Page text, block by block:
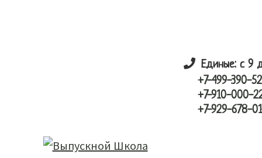
Единые: с 9
+7-499-390-
+7-910-000-
+7-929-678-